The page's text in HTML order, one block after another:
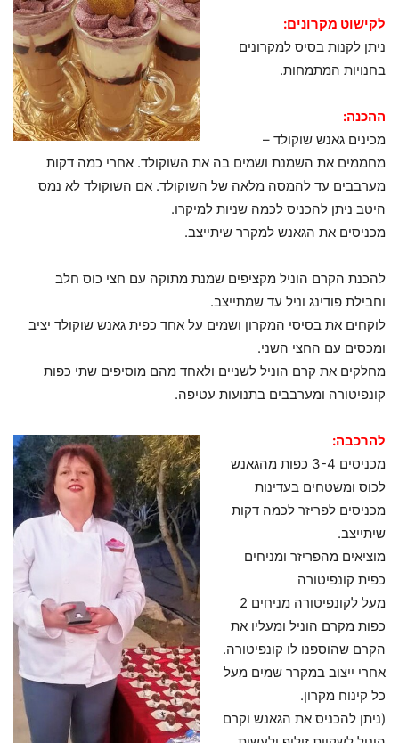
לקישוט מקרונים:
ניתן לקנות בסיס למקרונים
בחנויות המתמחות.
ההכנה:
מכינים גאנש שוקולד –
מחממים את השמנת ושמים בה את השוקולד. אחרי כמה דקות
מערבבים עד להמסה מלאה של השוקולד. אם השוקולד לא נמס
היטב ניתן להכניס לכמה שניות למיקרו.
מכניסים את הגאנש למקרר שיתייצב.
להכנת הקרם הוניל מקציפים שמנת מתוקה עם חצי כוס חלב
וחבילת פודינג וניל עד שמתייצב.
לוקחים את בסיסי המקרון ושמים על אחד כפית גאנש שוקולד יציב
ומכסים עם החצי השני.
מחלקים את קרם הוניל לשניים ולאחד מהם מוסיפים שתי כפות
קונפיטורה ומערבבים בתנועות עטיפה.
להרכבה:
מכניסים 3-4 כפות מהגאנש
לכוס ומשטחים בעדינות
מכניסים לפריזר לכמה דקות
שיתייצב.
מוציאים מהפריזר ומניחים
כפית קונפיטורה
מעל לקונפיטורה מניחים 2
כפות מקרם הוניל ומעליו את
הקרם שהוספנו לו קונפיטורה.
אחרי ייצוב במקרר שמים מעל
כל קינוח מקרון.
(ניתן להכניס את הגאנש וקרם